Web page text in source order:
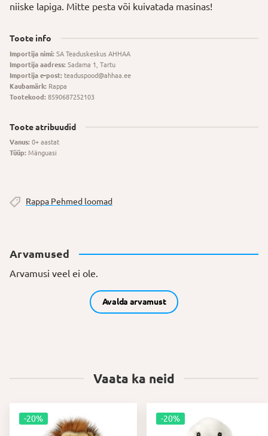
niiske lapiga. Mitte pesta või kuivatada masinas!
Toote info
Importija nimi: SA Teaduskeskus AHHAA
Importija aadress: Sadama 1, Tartu
Importija e-post: teaduspood@ahhaa.ee
Kaubamärk: Rappa
Tootekood: 8590687252103
Toote atribuudid
Vanus: 0+ aastat
Tüüp: Mänguasi
Rappa Pehmed loomad
Arvamused
Arvamusi veel ei ole.
Avalda arvamust
Vaata ka neid
-20% -20%